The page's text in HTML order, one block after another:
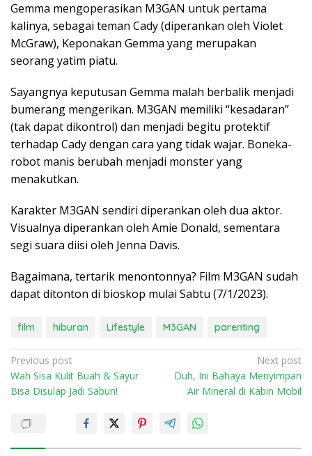
Gemma mengoperasikan M3GAN untuk pertama
kalinya, sebagai teman Cady (diperankan oleh Violet
McGraw), Keponakan Gemma yang merupakan
seorang yatim piatu.
Sayangnya keputusan Gemma malah berbalik menjadi
bumerang mengerikan. M3GAN memiliki “kesadaran”
(tak dapat dikontrol) dan menjadi begitu protektif
terhadap Cady dengan cara yang tidak wajar. Boneka-
robot manis berubah menjadi monster yang
menakutkan.
Karakter M3GAN sendiri diperankan oleh dua aktor.
Visualnya diperankan oleh Amie Donald, sementara
segi suara diisi oleh Jenna Davis.
Bagaimana, tertarik menontonnya? Film M3GAN sudah
dapat ditonton di bioskop mulai Sabtu (7/1/2023).
film hiburan Lifestyle M3GAN parenting
P
o
s
Previous post
Wah Sisa Kulit Buah & Sayur
Bisa Disulap Jadi Sabun!
Next post
Duh, Ini Bahaya Menyimpan
Air Mineral di Kabin Mobil